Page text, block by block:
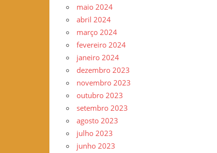
maio 2024
abril 2024
março 2024
fevereiro 2024
janeiro 2024
dezembro 2023
novembro 2023
outubro 2023
setembro 2023
agosto 2023
julho 2023
junho 2023